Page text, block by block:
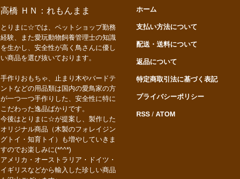
高橋 ＨＮ：れもんまま
とりまに☆では、ペットショップ勤務
経験、また愛玩動物飼養管理士の知識
を生かし、安全性が高く鳥さんに優し
い商品を選び抜いております。
手作りおもちゃ、止まり木やバードテ
ントなどの用品類は国内の愛鳥家の方
が一つ一つ手作りした、安全性に特に
こだわった逸品ばかりです。
今後はとりまに☆が提案し、製作した
オリジナル商品（木製のフォレイジン
グトイ・知育トイ）も増やしていきま
すのでお楽しみに(*^^*)
アメリカ・オーストラリア・ドイツ・
イギリスなどから輸入した珍しい商品
ホーム
支払い方法について
配送・送料について
返品について
特定商取引法に基づく表記
プライバシーポリシー
RSS/ ATOM